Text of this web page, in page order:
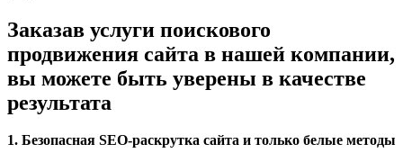
Заказав услуги поискового
продвижения сайта в нашей компании,
вы можете быть уверены в качестве
результата
1. Безопасная SEO-раскрутка сайта и только белые методы